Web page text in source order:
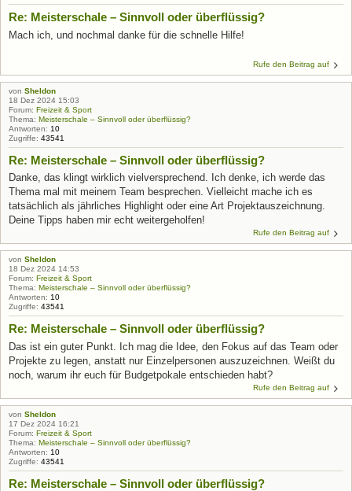
Re: Meisterschale – Sinnvoll oder überflüssig?
Mach ich, und nochmal danke für die schnelle Hilfe!
Rufe den Beitrag auf
von Sheldon
18 Dez 2024 15:03
Forum: Freizeit & Sport
Thema: Meisterschale – Sinnvoll oder überflüssig?
Antworten: 10
Zugriffe: 43541
Re: Meisterschale – Sinnvoll oder überflüssig?
Danke, das klingt wirklich vielversprechend. Ich denke, ich werde das
Thema mal mit meinem Team besprechen. Vielleicht mache ich es
tatsächlich als jährliches Highlight oder eine Art Projektauszeichnung.
Deine Tipps haben mir echt weitergeholfen!
Rufe den Beitrag auf
von Sheldon
18 Dez 2024 14:53
Forum: Freizeit & Sport
Thema: Meisterschale – Sinnvoll oder überflüssig?
Antworten: 10
Zugriffe: 43541
Re: Meisterschale – Sinnvoll oder überflüssig?
Das ist ein guter Punkt. Ich mag die Idee, den Fokus auf das Team oder
Projekte zu legen, anstatt nur Einzelpersonen auszuzeichnen. Weißt du
noch, warum ihr euch für Budgetpokale entschieden habt?
Rufe den Beitrag auf
von Sheldon
17 Dez 2024 16:21
Forum: Freizeit & Sport
Thema: Meisterschale – Sinnvoll oder überflüssig?
Antworten: 10
Zugriffe: 43541
Re: Meisterschale – Sinnvoll oder überflüssig?